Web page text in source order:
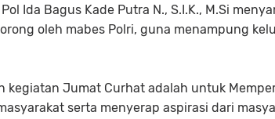
Ida Bagus Kade Putra N., S.I.K., M.Si
oleh mabes Polri, guna menampung
kegiatan Jumat Curhat adalah untuk
serta menyerap aspirasi dari